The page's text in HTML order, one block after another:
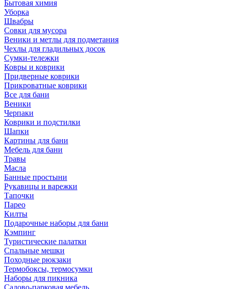
Бытовая химия
Уборка
Швабры
Совки для мусора
Веники и метлы для подметания
Чехлы для гладильных досок
Сумки-тележки
Ковры и коврики
Придверные коврики
Прикроватные коврики
Все для бани
Веники
Черпаки
Коврики и подстилки
Шапки
Картины для бани
Мебель для бани
Травы
Масла
Банные простыни
Рукавицы и варежки
Тапочки
Парео
Килты
Подарочные наборы для бани
Кэмпинг
Туристические палатки
Спальные мешки
Походные рюкзаки
Термобоксы, термосумки
Наборы для пикника
Садово-парковая мебель